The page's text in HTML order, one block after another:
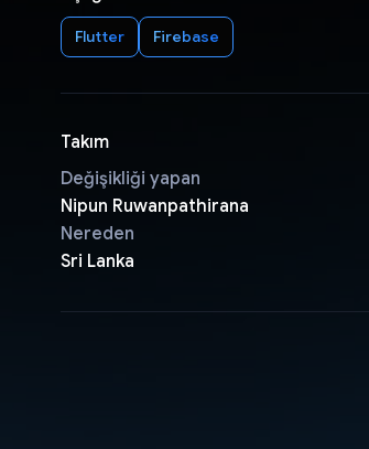
Flutter Firebase
Takım
Değişikliği yapan
Nipun Ruwanpathirana
Nereden
Sri Lanka